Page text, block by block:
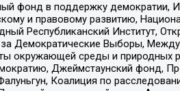
фонд в поддержку демократии,
и правовому развитию,
Республиканский Институт,
Демократические Выборы,
окружающей среды и природных
Джеймстаунский фонд,
Коалиция по